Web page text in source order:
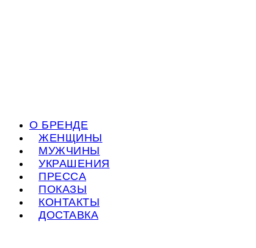
О БРЕНДЕ
ЖЕНЩИНЫ
МУЖЧИНЫ
УКРАШЕНИЯ
ПРЕССА
ПОКАЗЫ
КОНТАКТЫ
ДОСТАВКА